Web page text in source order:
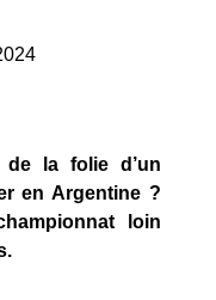
la folie d’un
en Argentine ?
loin